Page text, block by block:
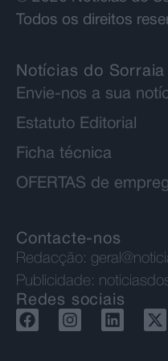
Todos os direitos
Notícias do Sorraia
Envie-nos a sua
Estatuto Editorial
Ficha técnica
OFERTAS de
Contacte-nos
Redacção:
Publicidade:
Redes sociais